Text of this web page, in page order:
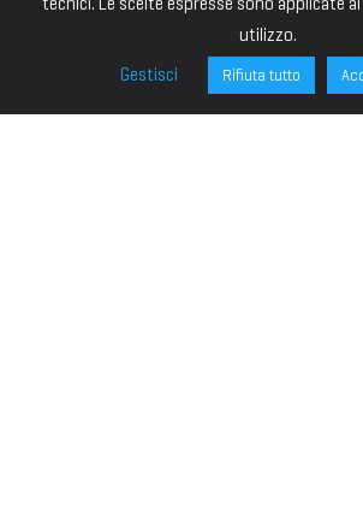
utilizzo.
Gestisci
Rifiuta tutto